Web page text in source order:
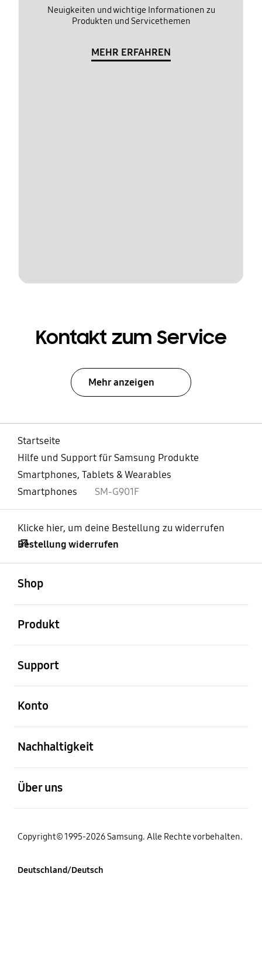
Neuigkeiten und wichtige Informationen zu
Produkten und Servicethemen
MEHR ERFAHREN
Kontakt zum Service
Mehr anzeigen
Startseite
Hilfe und Support für Samsung Produkte
Smartphones, Tablets & Wearables
Smartphones
SM-G901F
Klicke hier, um deine Bestellung zu widerrufen
Bestellung widerrufen
Shop
Produkt
Support
Konto
Nachhaltigkeit
Über uns
Copyright© 1995-2026 Samsung. Alle Rechte vorbehalten.
Deutschland/Deutsch